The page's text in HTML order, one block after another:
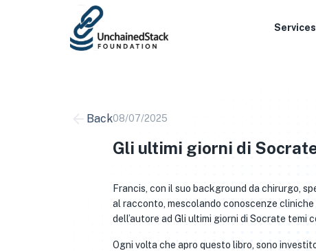
Services
Back08/07/2025
Gli ultimi giorni di
Francis, con il suo background da chirurgo,
al racconto, mescolando conoscenze
dell’autore ad Gli ultimi giorni di Socrate
Ogni volta che apro questo libro, sono